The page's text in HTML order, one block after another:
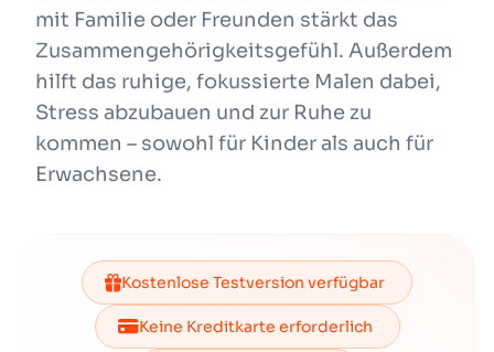
mit Familie oder Freunden stärkt das
Zusammengehörigkeitsgefühl. Außerdem
hilft das ruhige, fokussierte Malen dabei,
Stress abzubauen und zur Ruhe zu
kommen – sowohl für Kinder als auch für
Erwachsene.
Kostenlose Testversion verfügbar
Keine Kreditkarte erforderlich